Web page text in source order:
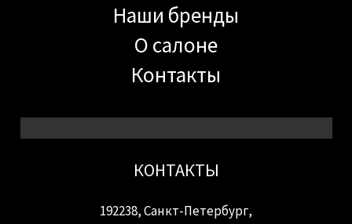
Наши бренды
О салоне
Контакты
КОНТАКТЫ
192238, Санкт-Петербург,